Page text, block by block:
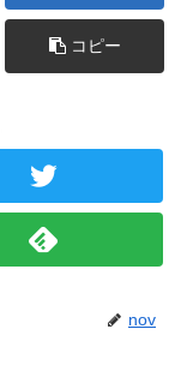
コピー
nov